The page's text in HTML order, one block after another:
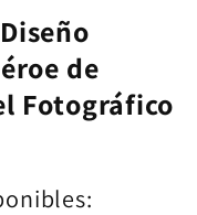
de
Fotográfico